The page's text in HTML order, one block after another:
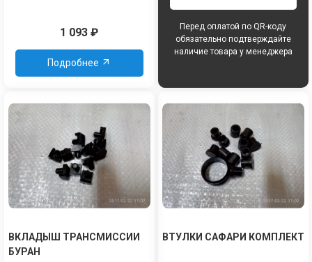
1 093 ₽
Подробнее
Перед оплатой по QR-коду
обязательно подтверждайте
наличие товара у менеджера
ВКЛАДЫШ ТРАНСМИССИИ
БУРАН
ВТУЛКИ САФАРИ КОМПЛЕКТ